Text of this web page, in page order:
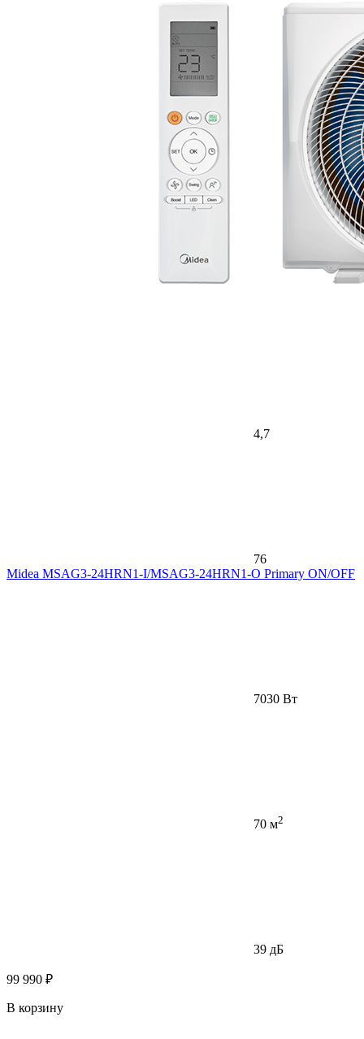
4,7
76
Midea MSAG3-24HRN1-I/MSAG3-24HRN1-O Primary ON/OFF
7030 Вт
70 м2
39 дБ
99 990 ₽
В корзину